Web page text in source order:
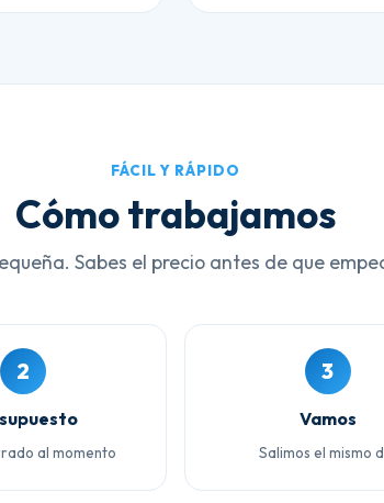
FÁCIL Y RÁPIDO
Cómo trabajamos
Sabes el precio antes de que
2
al momento
3
Vamos
Salimos el mismo